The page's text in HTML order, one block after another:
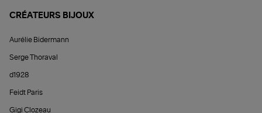
CRÉATEURS BIJOUX
Aurélie Bidermann
Serge Thoraval
d1928
Feidt Paris
Gigi Clozeau